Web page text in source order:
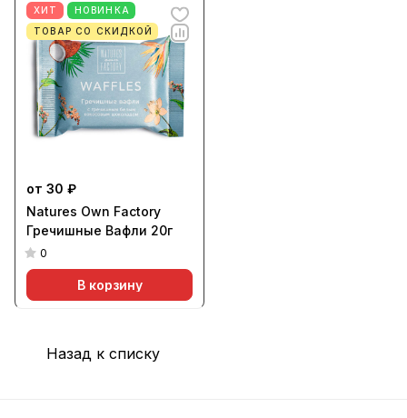
ХИТ
НОВИНКА
ТОВАР СО СКИДКОЙ
от 30 ₽
Natures Own Factory
Гречишные Вафли 20г
0
В корзину
Назад к списку